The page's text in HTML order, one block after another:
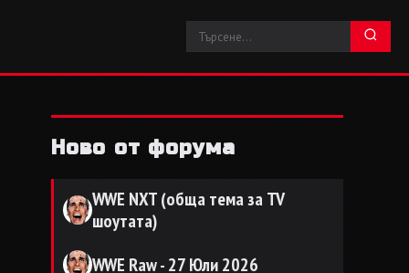
Ново от форума
WWE NXT (обща тема за TV
шоутата)
WWE Raw - 27 Юли 2026